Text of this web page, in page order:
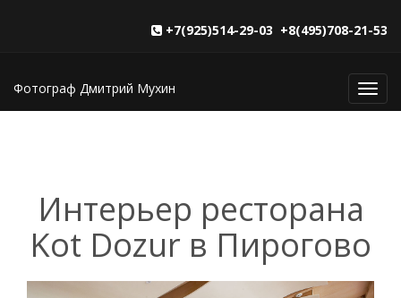
+7(925)514-29-03 +8(495)708-21-53
Фотограф Дмитрий Мухин
Интерьер ресторана
Kot Dozur в Пирогово